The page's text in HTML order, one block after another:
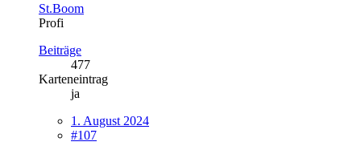
St.Boom
Profi
Beiträge
477
Karteneintrag
ja
1. August 2024
#107